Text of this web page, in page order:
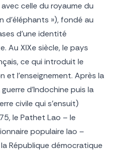
celle du royaume du
d’éléphants »), fondé au
d’une identité
Au XIXe siècle, le pays
ce qui introduit le
et l’enseignement. Après la
d’Indochine puis la
civile qui s’ensuit)
le Pathet Lao – le
populaire lao –
République démocratique